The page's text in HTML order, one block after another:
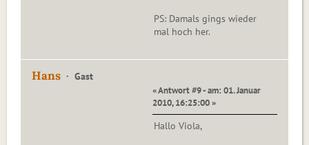
PS: Damals gings wieder
mal hoch her.
Hans Gast
« Antwort #9 - am: 01. Januar
2010, 16:25:00 »
Hallo Viola,